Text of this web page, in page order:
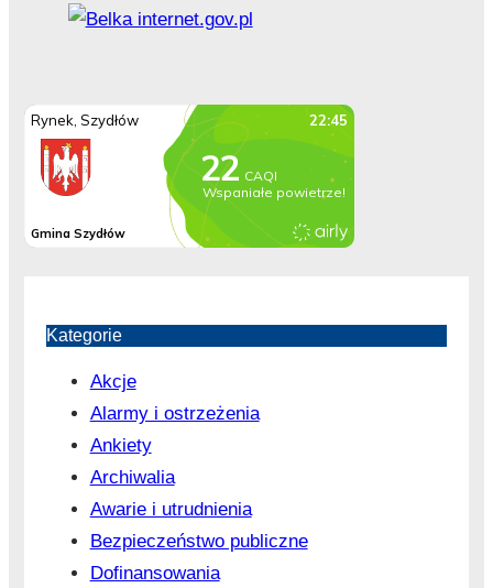
Kategorie
Akcje
Alarmy i ostrzeżenia
Ankiety
Archiwalia
Awarie i utrudnienia
Bezpieczeństwo publiczne
Dofinansowania